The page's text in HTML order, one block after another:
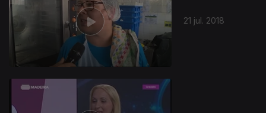
21 jul. 2018